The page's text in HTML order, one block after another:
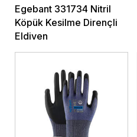
Egebant 331734 Nitril
Köpük Kesilme Dirençli
Eldiven